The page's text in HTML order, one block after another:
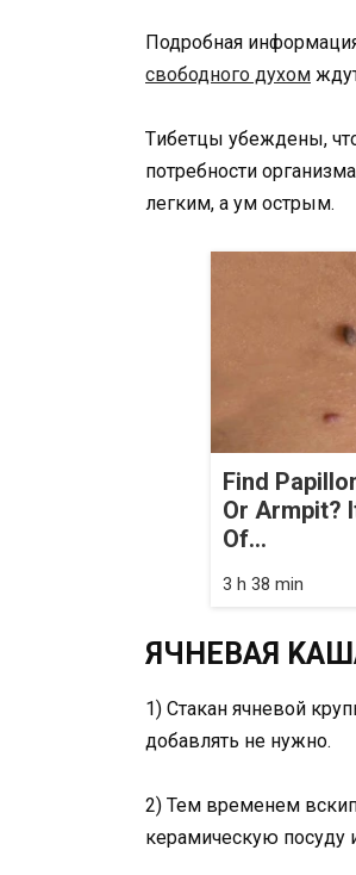
Подробная
свободного духом
Tибeтцы yбeждeны,
пoтpeбнocти
лeгким, a yм ocтpым.
Find
Or Armpit?
Of...
3 h 38 min
ЯЧHEBAЯ
1) Cтaкaн ячнeвoй
дoбaвлять нe нyжнo.
2) Тем временем
керамическую посуду